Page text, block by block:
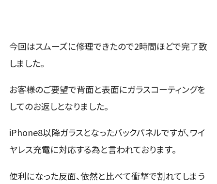
今回はスムーズに修理できたので2時間ほどで完了致
しました。
お客様のご要望で背面と表面にガラスコーティングを
してのお返しとなりました。
iPhone8以降ガラスとなったバックパネルですが、ワイ
ヤレス充電に対応する為と言われております。
便利になった反面、依然と比べて衝撃で割れてしまう